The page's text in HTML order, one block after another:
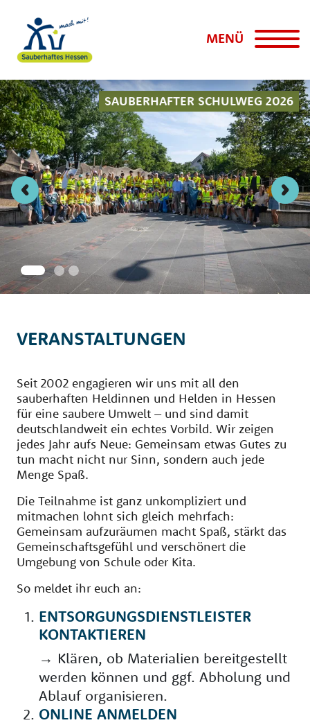
MENÜ
SAUBERHAFTER SCHULWEG 2026
Vorheriges Element
VERANSTALTUNGEN
Seit 2002 engagieren wir uns mit all den
sauberhaften Heldinnen und Helden in Hessen
für eine saubere Umwelt – und sind damit
deutschlandweit ein echtes Vorbild. Wir zeigen
jedes Jahr aufs Neue: Gemeinsam etwas Gutes zu
tun macht nicht nur Sinn, sondern auch jede
Menge Spaß.
Die Teilnahme ist ganz unkompliziert und
mitmachen lohnt sich gleich mehrfach:
Gemeinsam aufzuräumen macht Spaß, stärkt das
Gemeinschaftsgefühl und verschönert die
Umgebung von Schule oder Kita.
So meldet ihr euch an:
ENTSORGUNGSDIENSTLEISTER
KONTAKTIEREN
→ Klären, ob Materialien bereitgestellt
werden können und ggf. Abholung und
Ablauf organisieren.
ONLINE ANMELDEN